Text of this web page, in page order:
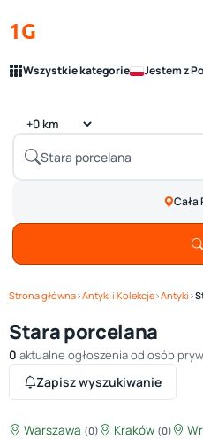
1G
Wszystkie kategorie Jestem z
Cała
Strona główna›Antyki i Kolekcje›Antyki ›
Stara porcelana
0 aktualne ogłoszenia od osób
Zapisz wyszukiwanie
Warszawa (0) Kraków (0)